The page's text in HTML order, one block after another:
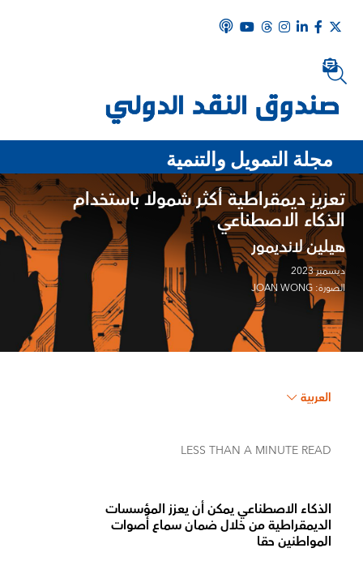
مجلة التمويل والتنمية
تعزيز ديمقراطية أكثر شمولا باستخدام
الذكاء الاصطناعي
هيلين لانديمور
ديسمبر 2023
الصورة: JOAN WONG
العربية
LESS THAN A MINUTE READ
الذكاء الاصطناعي يمكن أن يعزز المؤسسات
الديمقراطية من خلال ضمان سماع أصوات
المواطنين حقا